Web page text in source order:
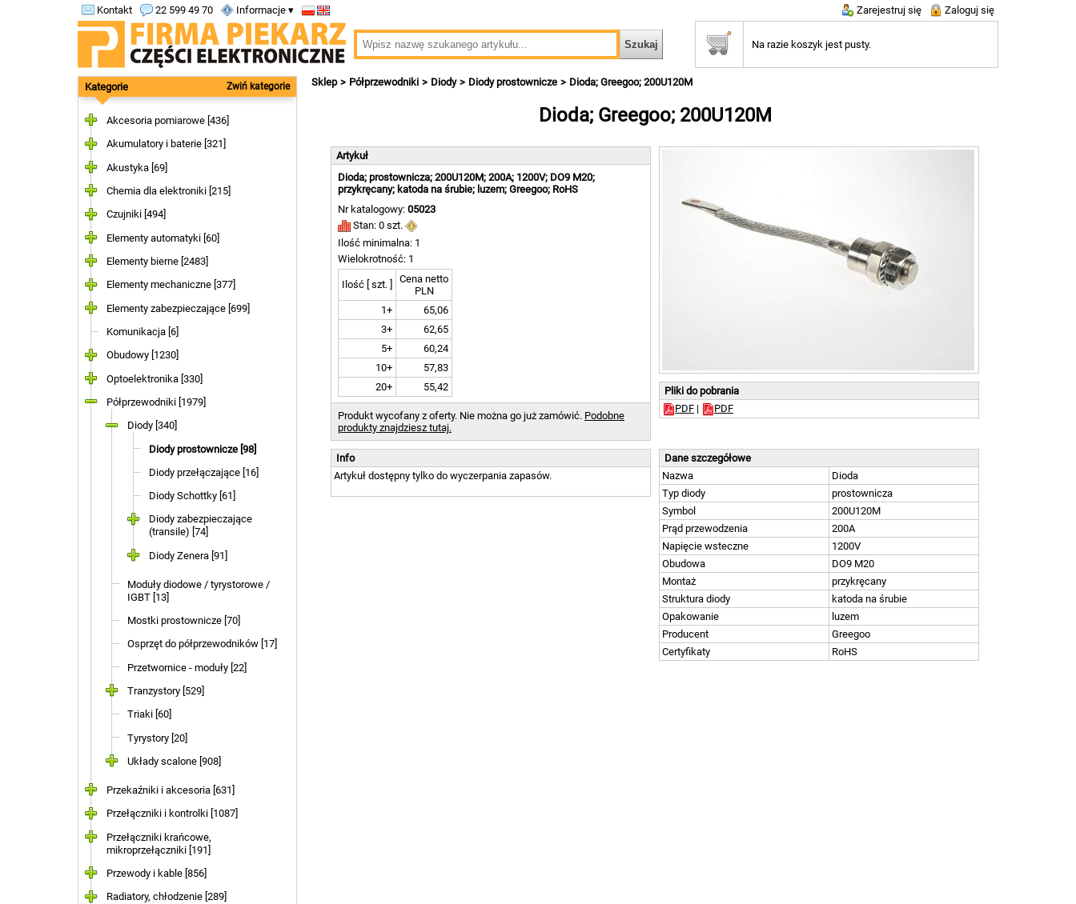
Kontakt 22 599 49 70 Informacje ▾ Zarejestruj się Zaloguj się
Na razie koszyk jest pusty.
Kategorie Zwiń kategorie
Akcesoria pomiarowe [436]
Akumulatory i baterie [321]
Akustyka [69]
Chemia dla elektroniki [215]
Czujniki [494]
Elementy automatyki [60]
Elementy bierne [2483]
Elementy mechaniczne [377]
Elementy zabezpieczające [699]
Komunikacja [6]
Obudowy [1230]
Optoelektronika [330]
Półprzewodniki [1979]
Diody [340]
Diody prostownicze [98]
Diody przełączające [16]
Diody Schottky [61]
Diody zabezpieczające
(transile) [74]
Diody Zenera [91]
Moduły diodowe / tyrystorowe /
IGBT [13]
Mostki prostownicze [70]
Osprzęt do półprzewodników [17]
Przetwornice - moduły [22]
Tranzystory [529]
Triaki [60]
Tyrystory [20]
Układy scalone [908]
Przekaźniki i akcesoria [631]
Przełączniki i kontrolki [1087]
Przełączniki krańcowe,
mikroprzełączniki [191]
Przewody i kable [856]
Radiatory, chłodzenie [289]
Sklep Półprzewodniki Diody Diody prostownicze Dioda; Greegoo; 200U120M
Dioda; Greegoo; 200U120M
Pliki do pobrania
PDF | PDF
Artykuł
Dioda; prostownicza; 200U120M; 200A; 1200V; DO9 M20;
przykręcany; katoda na śrubie; luzem; Greegoo; RoHS
Nr katalogowy: 05023
Stan: 0 szt.
Ilość minimalna: 1
Wielokrotność: 1
Ilość [ szt. ]
Cena netto
PLN
1+
65,06
3+
62,65
5+
60,24
10+
57,83
20+
55,42
Produkt wycofany z oferty. Nie można go już zamówić. Podobne
produkty znajdziesz tutaj.
Info
Artykuł dostępny tylko do wyczerpania zapasów.
Dane szczegółowe
Nazwa
Dioda
Typ diody
prostownicza
Symbol
200U120M
Prąd przewodzenia
200A
Napięcie wsteczne
1200V
Obudowa
DO9 M20
Montaż
przykręcany
Struktura diody
katoda na śrubie
Opakowanie
luzem
Producent
Greegoo
Certyfikaty
RoHS